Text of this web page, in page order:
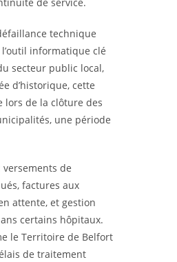
technique
informatique clé
secteur public local,
d’historique, cette
de la clôture des
une période
de
factures aux
attente, et gestion
certains hôpitaux.
le Territoire de Belfort
de traitement